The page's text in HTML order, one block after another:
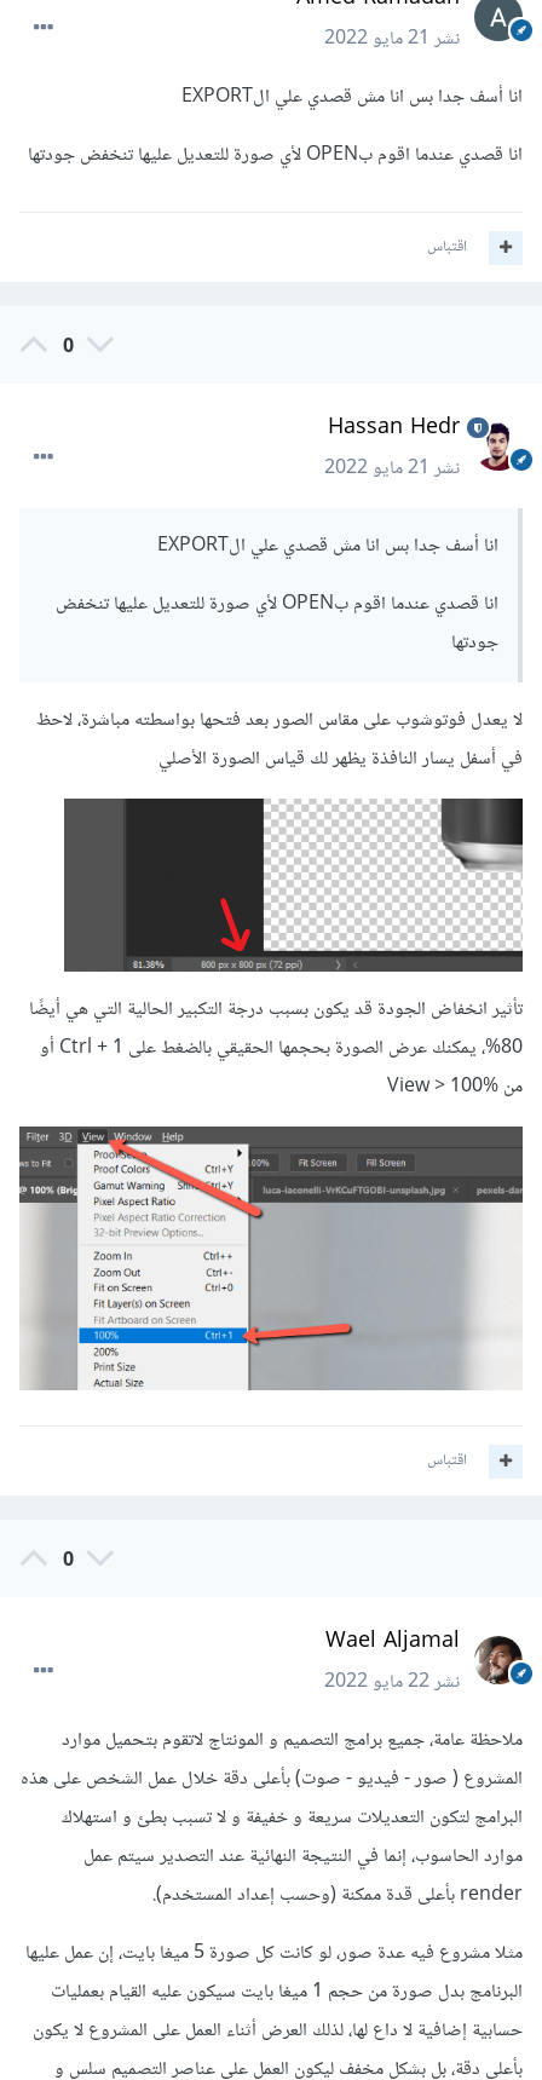
نشر21 مايو 2022
انا أسف جدا بس انا مش قصدي علي الEXPORT
انا قصدي عندما اقوم بOPEN لأي صورة للتعديل عليها تنخفض جودتها
اقتباس
0
Hassan Hedr
نشر21 مايو 2022
انا أسف جدا بس انا مش قصدي علي الEXPORT
انا قصدي عندما اقوم بOPEN لأي صورة للتعديل عليها تنخفض
جودتها
لا يعدل فوتوشوب على مقاس الصور بعد فتحها بواسطته مباشرة، لاحظ
في أسفل يسار النافذة يظهر لك قياس الصورة الأصلي
تأثير انخفاض الجودة قد يكون بسبب درجة التكبير الحالية التي هي أيضًا
80%، يمكنك عرض الصورة بحجمها الحقيقي بالضغط على Ctrl + 1 أو
من View > 100%
اقتباس
0
Wael Aljamal
نشر22 مايو 2022
ملاحظة عامة، جميع برامج التصميم و المونتاج لاتقوم بتحميل موارد
المشروع ( صور - فيديو - صوت) بأعلى دقة خلال عمل الشخص على هذه
البرامج لتكون التعديلات سريعة و خفيفة و لا تسبب بطئ و استهلاك
موارد الحاسوب، إنما في النتيجة النهائية عند التصدير سيتم عمل
render بأعلى قدة ممكنة (وحسب إعداد المستخدم).
مثلا مشروع فيه عدة صور، لو كانت كل صورة 5 ميغا بايت، إن عمل عليها
البرنامج بدل صورة من حجم 1 ميغا بايت سيكون عليه القيام بعمليات
حسابية إضافية لا داع لها، لذلك العرض أثناء العمل على المشروع لا يكون
بأعلى دقة، بل بشكل مخفف ليكون العمل على عناصر التصميم سلس و